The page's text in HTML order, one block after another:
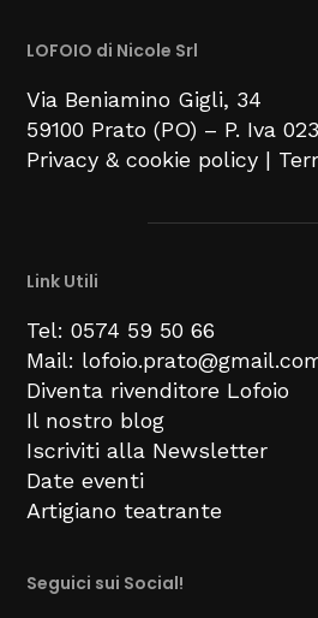
LOFOIO di Nicole Srl
Via Beniamino Gigli, 34
59100 Prato (PO) – P. Iva
Privacy & cookie policy |
Link Utili
Tel: 0574 59 50 66
Mail:
Diventa rivenditore Lofoio
Il nostro blog
Iscriviti alla Newsletter
Date eventi
Artigiano teatrante
Seguici sui Social!